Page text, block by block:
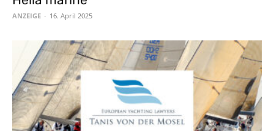
ANZEIGE - 16. April 2025